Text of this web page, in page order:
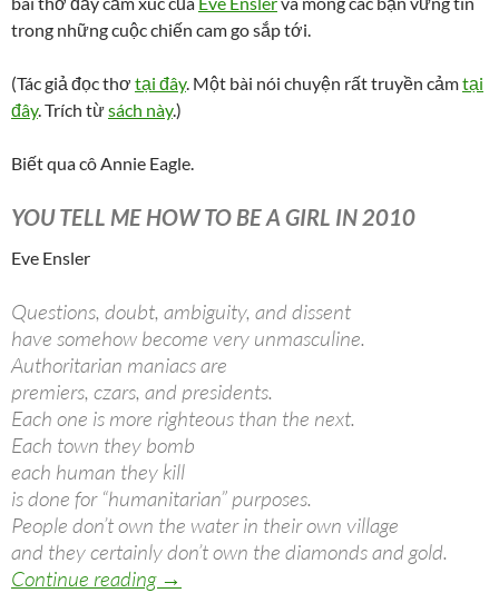
trong những cuộc chiến cam go sắp tới.
(Tác giả đọc thơ tại đây. Một bài nói chuyện rất truyền cảmtại
đây. Trích từsách này.)
Biết qua cô Annie Eagle.
YOU TELL ME HOW TO BE A GIRL IN 2010
Eve Ensler
Questions, doubt, ambiguity, and dissent
have somehow become very unmasculine.
Authoritarian maniacs are
premiers, czars, and presidents.
Each one is more righteous than the next.
Each town they bomb
each human they kill
is done for “humanitarian” purposes.
People don’t own the water in their own village
and they certainly don’t own the diamonds and gold.
Continue reading Là một cô gái trong năm 2010
→